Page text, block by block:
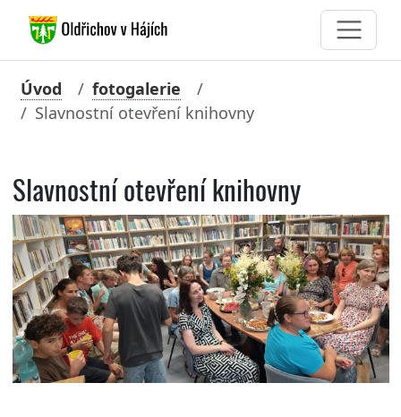
Úvod
fotogalerie
Slavnostní otevření knihovny
Slavnostní otevření knihovny